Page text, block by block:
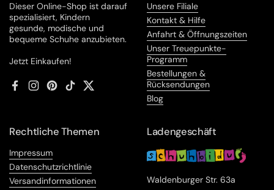
Dieser Online-Shop ist darauf
spezialisiert, Kindern
gesunde, modische und
bequeme Schuhe anzubieten.
Jetzt Einkaufen!
FacebookInstagram
Pinterest
TikTokTwitter
Unsere Filiale
Kontakt & Hilfe
Anfahrt & Öffnungszeiten
Unser Treuepunkte-
Programm
Bestellungen &
Rücksendungen
Blog
Rechtliche Themen
Impressum
Datenschutzrichtlinie
Versandinformationen
Ladengeschäft
Waldenburger Str. 63a